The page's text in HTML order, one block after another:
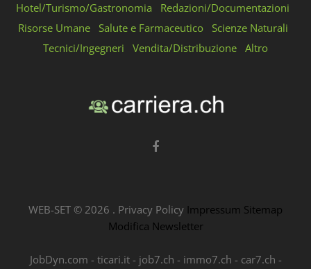
Hotel/Turismo/Gastronomia
Redazioni/Documentazioni
Risorse Umane
Salute e Farmaceutico
Scienze Naturali
Tecnici/Ingegneri
Vendita/Distribuzione Altro
WEB-SET © 2026 . Privacy Policy Impressum Sitemap
Modifica Newsletter
JobDyn.com - ticari.it- job7.ch - immo7.ch - car7.ch -